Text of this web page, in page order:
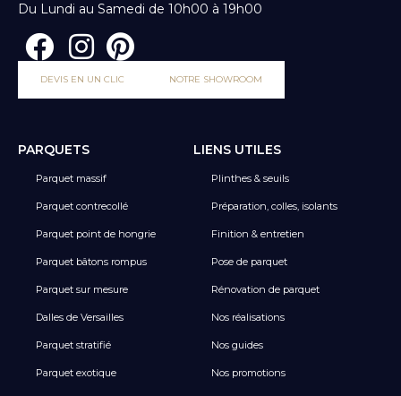
Du Lundi au Samedi de 10h00 à 19h00
DEVIS EN UN CLIC NOTRE SHOWROOM
PARQUETS
Parquet massif
Parquet contrecollé
Parquet point de hongrie
Parquet bâtons rompus
Parquet sur mesure
Dalles de Versailles
Parquet stratifié
Parquet exotique
LIENS UTILES
Plinthes & seuils
Préparation, colles, isolants
Finition & entretien
Pose de parquet
Rénovation de parquet
Nos réalisations
Nos guides
Nos promotions